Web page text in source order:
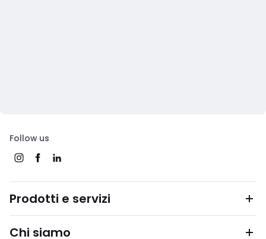
Follow us
Prodotti e servizi
Chi siamo